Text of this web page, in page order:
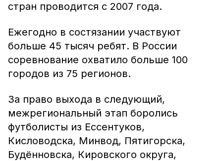
стран проводится с 2007 года.
Ежегодно в состязании участвуют
больше 45 тысяч ребят. В России
соревнование охватило больше 100
городов из 75 регионов.
За право выхода в следующий,
межрегиональный этап боролись
футболисты из Ессентуков,
Кисловодска, Минвод, Пятигорска,
Будённовска, Кировского округа,